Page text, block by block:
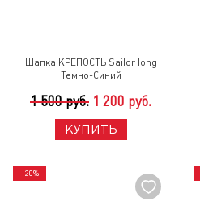
Шапка КРЕПОСТЬ Sailor long
Темно-Синий
1 500 руб. 1 200 руб.
КУПИТЬ
- 20%